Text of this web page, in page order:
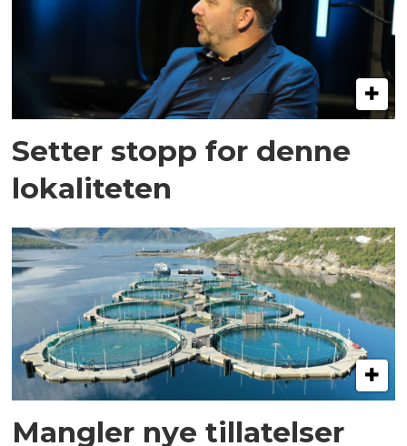
Setter stopp for denne
lokaliteten
Mangler nye tillatelser